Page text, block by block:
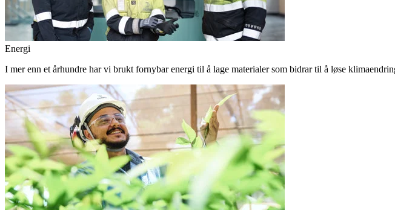
Energi
I mer enn et århundre har vi brukt fornybar energi til å lage materialer som bidrar til å løse